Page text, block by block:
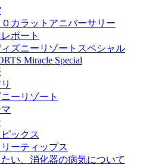
０カラットアニバーサリー
ポート
ズニーリゾートスペシャル
Miracle Special
ーリゾート
ックス
ーティップス
い、消化器の病気について